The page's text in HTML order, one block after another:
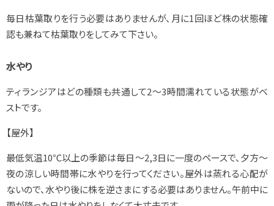
毎日枯葉取りを行う必要はありませんが、月に1回ほど株の状態確
認も兼ねて枯葉取りをしてみて下さい。
水やり
ティランジアはどの種類も共通して2～3時間濡れている状態がベ
ストです。
【屋外】
最低気温10℃以上の季節は毎日～2,3日に一度のペースで、夕方～
夜の涼しい時間帯に水やりを行ってください。屋外は蒸れる心配が
ないので、水やり後に株を逆さまにする必要はありません。午前中に